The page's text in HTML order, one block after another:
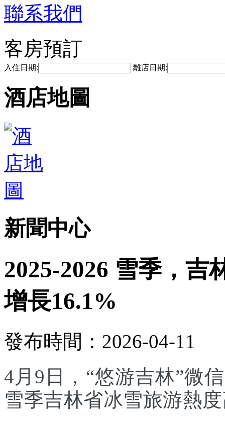
聯系我們
客房預訂
入住日期: 離店日期:
酒店地圖
新聞中心
2025-2026 雪季，吉
增長16.1%
發布時間：2026-04-11
4月9日，“悠游吉林”微
雪季吉林省冰雪旅游熱